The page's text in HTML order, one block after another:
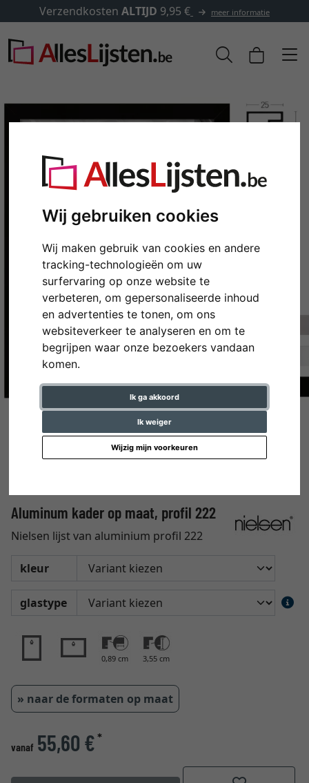
Wij gebruiken cookies
Wij maken gebruik van cookies en andere
tracking-technologieën om uw
surfervaring op onze website te
verbeteren, om gepersonaliseerde inhoud
en advertenties te tonen, om ons
websiteverkeer te analyseren en om te
begrijpen waar onze bezoekers vandaan
komen.
Ik ga akkoord
Ik weiger
Wijzig mijn voorkeuren
✓500.000 artikelen om uit te kiezen
Terug
Aluminum kader op maat, profil 222
Nielsen lijst van aluminium profil 222
kleur
glastype
0,89 cm 3,55 cm
» naar de formaten op maat
vanaf 55,60 €*